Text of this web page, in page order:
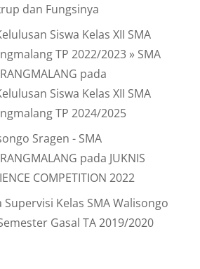
dan Fungsinya
Siswa Kelas XII SMA
TP 2022/2023 » SMA
pada
Siswa Kelas XII SMA
TP 2024/2025
Sragen - SMA
pada JUKNIS
COMPETITION 2022
Supervisi Kelas SMA Walisongo
Gasal TA 2019/2020